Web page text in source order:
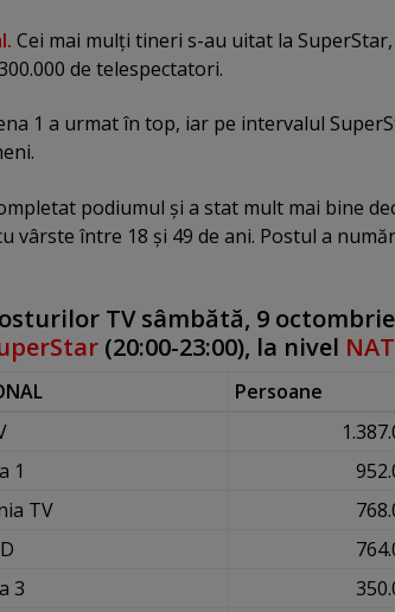
Cei mai mulţi tineri s-au uitat la
de telespectatori.
1 a urmat în top, iar pe intervalul
podiumul şi a stat mult mai bine
vârste între 18 şi 49 de ani. Postul a
TV sâmbătă, 9
(20:00-23:00), la nivel
Persoane
1
TV
3